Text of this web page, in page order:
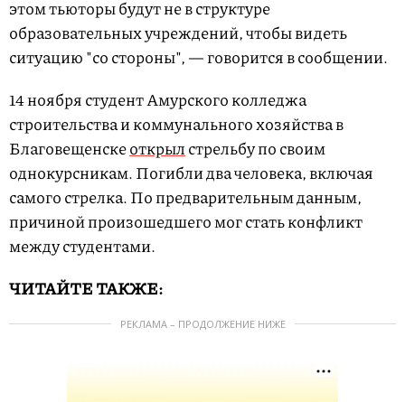
этом тьюторы будут не в структуре
образовательных учреждений, чтобы видеть
ситуацию "со стороны", — говорится в сообщении.
14 ноября студент Амурского колледжа
строительства и коммунального хозяйства в
Благовещенскеоткрылстрельбу по своим
однокурсникам. Погибли два человека, включая
самого стрелка. По предварительным данным,
причиной произошедшего мог стать конфликт
между студентами.
ЧИТАЙТЕ ТАКЖЕ:
РЕКЛАМА – ПРОДОЛЖЕНИЕ НИЖЕ